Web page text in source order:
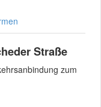
Straße
zum